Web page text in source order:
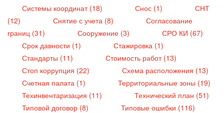
Системы координат (18)
Снос (1)
СНТ
(12)
Снятие с учета (8)
Согласование
границ (31)
Сооружение (3)
СРО КИ (67)
Срок давности (1)
Стажировка (1)
Стандарты (11)
Стоимость работ (13)
Стоп коррупция (22)
Схема расположения (13)
Счетная палата (1)
Территориальные зоны (19)
Техинвентаризация (11)
Технический план (51)
Типовой договор (8)
Типовые ошибки (116)